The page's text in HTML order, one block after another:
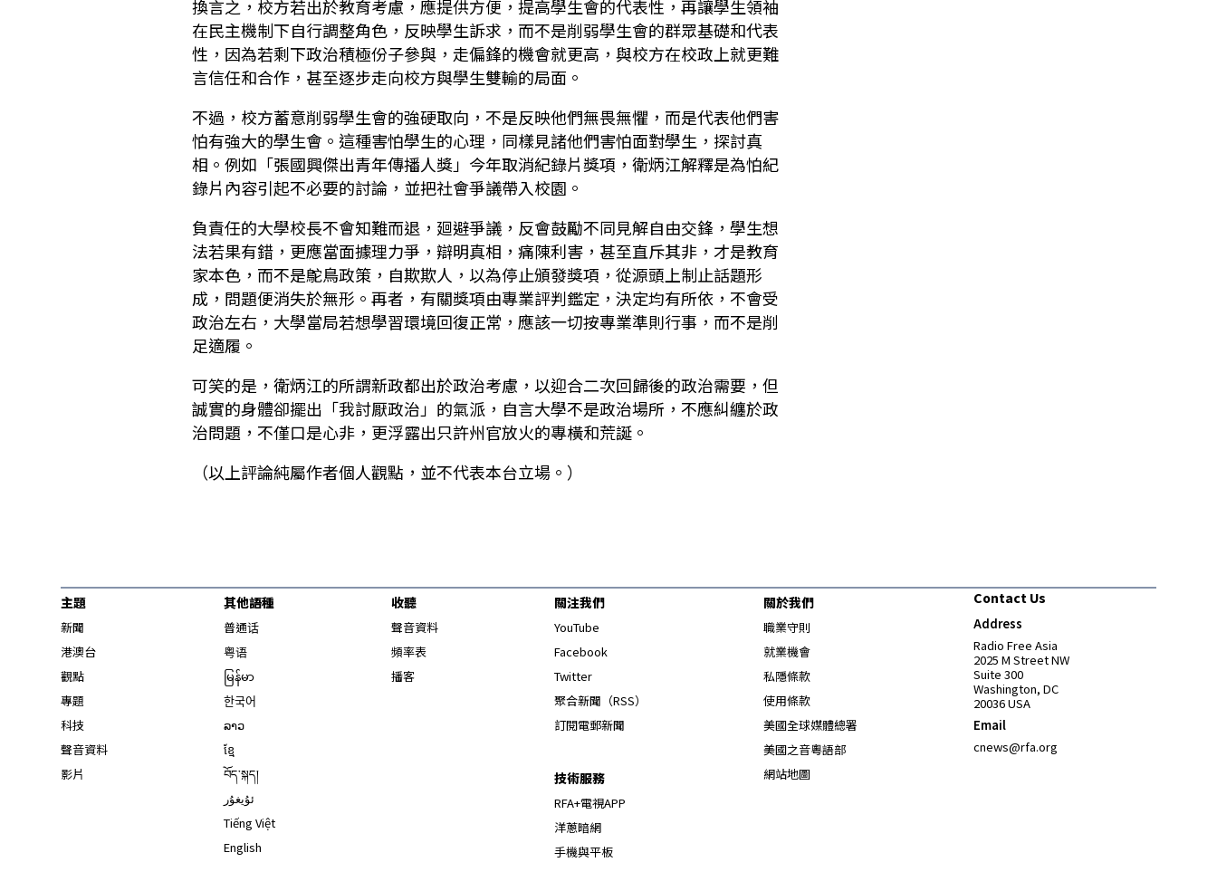
換言之，校方若出於教育考慮，應提供方便，提高學生會的代表性，再讓學生領袖
在民主機制下自行調整角色，反映學生訴求，而不是削弱學生會的群眾基礎和代表
性，因為若剩下政治積極份子參與，走偏鋒的機會就更高，與校方在校政上就更難
言信任和合作，甚至逐步走向校方與學生雙輸的局面。
不過，校方蓄意削弱學生會的強硬取向，不是反映他們無畏無懼，而是代表他們害
怕有強大的學生會。這種害怕學生的心理，同樣見諸他們害怕面對學生，探討真
相。例如「張國興傑出青年傳播人獎」今年取消紀錄片獎項，衛炳江解釋是為怕紀
錄片內容引起不必要的討論，並把社會爭議帶入校園。
負責任的大學校長不會知難而退，廻避爭議，反會鼓勵不同見解自由交鋒，學生想
法若果有錯，更應當面據理力爭，辯明真相，痛陳利害，甚至直斥其非，才是教育
家本色，而不是鴕鳥政策，自欺欺人，以為停止頒發獎項，從源頭上制止話題形
成，問題便消失於無形。再者，有關獎項由專業評判鑑定，決定均有所依，不會受
政治左右，大學當局若想學習環境回復正常，應該一切按專業準則行事，而不是削
足適履。
可笑的是，衛炳江的所謂新政都出於政治考慮，以迎合二次回歸後的政治需要，但
誠實的身體卻擺出「我討厭政治」的氣派，自言大學不是政治場所，不應糾纏於政
治問題，不僅口是心非，更浮露出只許州官放火的專橫和荒誕。
（以上評論純屬作者個人觀點，並不代表本台立場。）
主題
新聞
港澳台
觀點
專題
科技
聲音資料
影片
其他語種
普通话
粤语
မြန်မာ
한국어
ລາວ
ខ្មែ
བོད་སྐད།
ئۇيغۇر
Tiếng Việt
English
收聽
聲音資料
頻率表
播客
關注我們
YouTube
Facebook
Twitter
聚合新聞（RSS）
訂閱電郵新聞
技術服務
RFA+電視APP
洋蔥暗網
手機與平板
關於我們
職業守則
就業機會
私隱條款
使用條款
美國全球媒體總署 Opens in new window
美國之音粵語部Opens in new window
網站地圖Opens in new window
Contact Us
Address
Radio Free Asia
2025 M Street NW
Suite 300
Washington, DC
20036 USA
Email
cnews@rfa.org